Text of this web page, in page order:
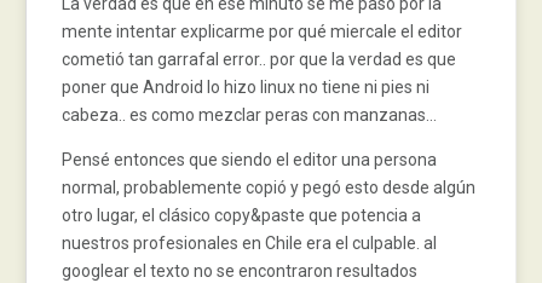
La verdad es que en ese minuto se me pasó por la
mente intentar explicarme por qué miercale el editor
cometió tan garrafal error.. por que la verdad es que
poner que Android lo hizo linux no tiene ni pies ni
cabeza.. es como mezclar peras con manzanas…
Pensé entonces que siendo el editor una persona
normal, probablemente copió y pegó esto desde algún
otro lugar, el clásico copy&paste que potencia a
nuestros profesionales en Chile era el culpable. al
googlear el texto no se encontraron resultados